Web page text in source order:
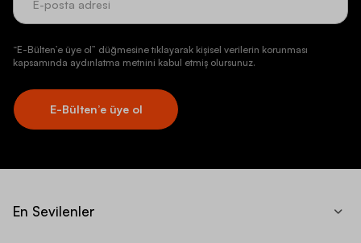
“E-Bülten’e üye ol” düğmesine tıklayarak kişisel verilerin korunması
kapsamında aydınlatma metnini kabul etmiş olursunuz.
E-Bülten’e üye ol
En Sevilenler